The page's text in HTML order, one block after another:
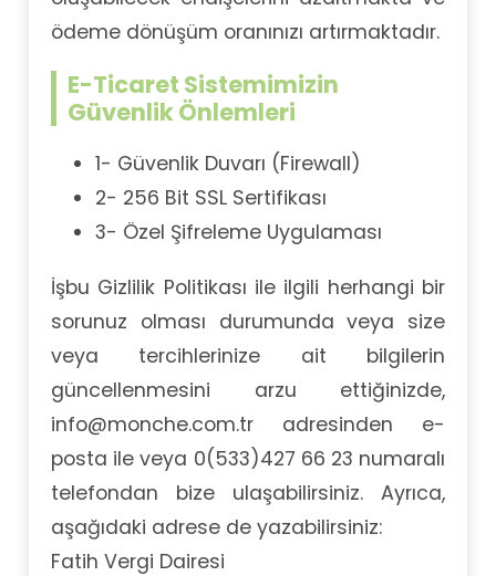
ödeme dönüşüm oranınızı artırmaktadır.
E-Ticaret Sistemimizin
Güvenlik Önlemleri
1- Güvenlik Duvarı (Firewall)
2- 256 Bit SSL Sertifikası
3- Özel Şifreleme Uygulaması
İşbu Gizlilik Politikası ile ilgili herhangi bir
sorunuz olması durumunda veya size
veya tercihlerinize ait bilgilerin
güncellenmesini arzu ettiğinizde,
info@monche.com.tr adresinden e-
posta ile veya 0(533)427 66 23 numaralı
telefondan bize ulaşabilirsiniz. Ayrıca,
aşağıdaki adrese de yazabilirsiniz:
Fatih Vergi Dairesi